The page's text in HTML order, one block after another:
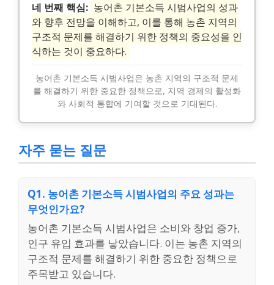
네 번째 핵심: 농어촌 기본소득 시범사업의 성과
와 향후 전망을 이해하고, 이를 통해 농촌 지역의
구조적 문제를 해결하기 위한 정책의 중요성을 인
식하는 것이 중요하다.
농어촌 기본소득 시범사업은 농촌 지역의 구조적 문제
를 해결하기 위한 중요한 정책으로, 지역 경제의 활성화
와 사회적 통합에 기여할 것으로 기대된다.
자주 묻는 질문
Q1. 농어촌 기본소득 시범사업의 주요 성과는
무엇인가요?
농어촌 기본소득 시범사업은 소비와 창업 증가,
인구 유입 효과를 낳았습니다. 이는 농촌 지역의
구조적 문제를 해결하기 위한 중요한 정책으로
주목받고 있습니다.